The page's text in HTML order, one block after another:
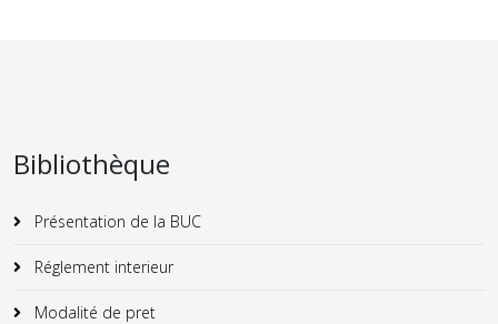
Bibliothèque
Présentation de la BUC
Réglement interieur
Modalité de pret